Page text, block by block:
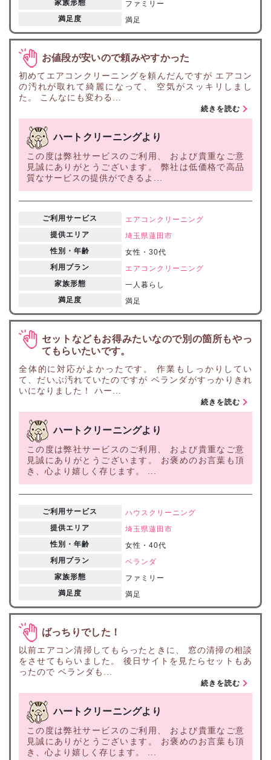
家族形態
ファミリー
満足度
満足
お値段が安いので頼みやすかった
初めてエアコンクリーニングを頼んだんですが エアコン
の汚れが取れて綺麗になって、 空気がスッキリしまし
た。 こんなにも変わる...
続きを読む
ハートクリーニングより
この度は弊社サービスのご利用、 および貴重なご意
見誠にありがとうございます。 弊社は低価格で高品
質なサービスの提供ができるよ...
ご利用サービス
エアコンクリーニング
提供エリア
埼玉県蓮田市
性別・年齢
女性・30代
利用プラン
エアコンクリーニング
家族形態
一人暮らし
満足度
満足
セットなどもお得みたいなので別の箇所もやっ
てもらいたいです。
全体的に対応がよかったです。 作業もしっかりしてい
て、だいぶ汚れていたのですが ベランダがすっかりきれ
いになりました！ ハー...
続きを読む
ハートクリーニングより
この度は弊社サービスのご利用、 および貴重なご意
見誠にありがとうございます。 お褒めのお言葉も頂
き、心より嬉しく存じます。 ...
ご利用サービス
ハウスクリーニング
提供エリア
埼玉県蓮田市
性別・年齢
女性・40代
利用プラン
ベランダ
家族形態
ファミリー
満足度
満足
ばっちりでした！
以前エアコン清掃してもらったときに、 窓の清掃の相談
をさせてもらいました。 後日サイトを見たらセットもあ
ったので ベランダも...
続きを読む
ハートクリーニングより
この度は弊社サービスのご利用、 および貴重なご意
見誠にありがとうございます。 お褒めのお言葉も頂
き、心より嬉しく存じます。 ...